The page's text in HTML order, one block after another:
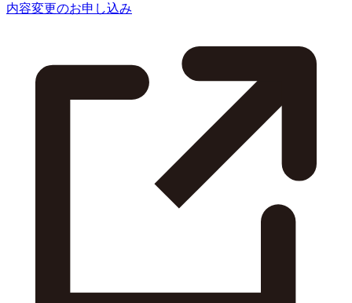
内容変更のお申し込み